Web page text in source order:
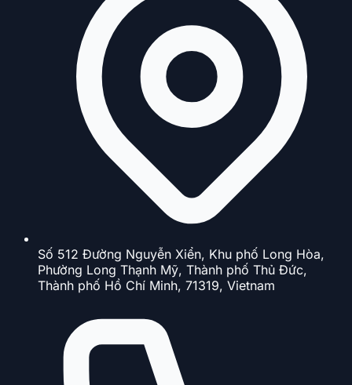
Số 512 Đường Nguyễn Xiển, Khu phố Long Hòa,
Phường Long Thạnh Mỹ, Thành phố Thủ Đức,
Thành phố Hồ Chí Minh, 71319, Vietnam